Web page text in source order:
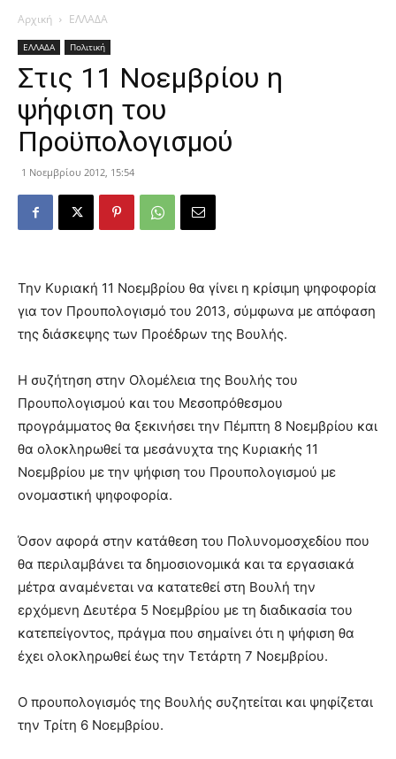
Αρχική ΕΛΛΑΔΑ
ΕΛΛΑΔΑ Πολιτική
Στις 11 Νοεμβρίου η
ψήφιση του
Προϋπολογισμού
1 Νοεμβρίου 2012, 15:54
Την Κυριακή 11 Νοεμβρίου θα γίνει η κρίσιμη ψηφοφορία
για τον Προυπολογισμό του 2013, σύμφωνα με απόφαση
της διάσκεψης των Προέδρων της Βουλής.
Η συζήτηση στην Ολομέλεια της Βουλής του
Προυπολογισμού και του Μεσοπρόθεσμου
προγράμματος θα ξεκινήσει την Πέμπτη 8 Νοεμβρίου και
θα ολοκληρωθεί τα μεσάνυχτα της Κυριακής 11
Νοεμβρίου με την ψήφιση του Προυπολογισμού με
ονομαστική ψηφοφορία.
Όσον αφορά στην κατάθεση του Πολυνομοσχεδίου που
θα περιλαμβάνει τα δημοσιονομικά και τα εργασιακά
μέτρα αναμένεται να κατατεθεί στη Βουλή την
ερχόμενη Δευτέρα 5 Νοεμβρίου με τη διαδικασία του
κατεπείγοντος, πράγμα που σημαίνει ότι η ψήφιση θα
έχει ολοκληρωθεί έως την Τετάρτη 7 Νοεμβρίου.
Ο προυπολογισμός της Βουλής συζητείται και ψηφίζεται
την Τρίτη 6 Νοεμβρίου.